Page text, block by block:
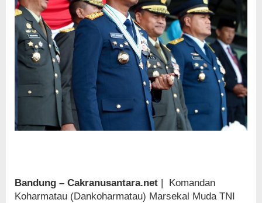
Bandung – Cakranusantara.net | Komandan
Koharmatau (Dankoharmatau) Marsekal Muda TNI